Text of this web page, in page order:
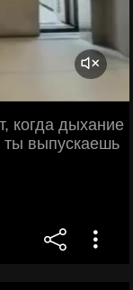
когда дыхание
выпускаешь